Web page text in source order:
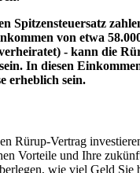
Spitzensteuersatz
von etwa
- kann die
In diesen
erheblich sein.
Rürup-Vertrag
Vorteile und Ihre
wie viel Geld Sie